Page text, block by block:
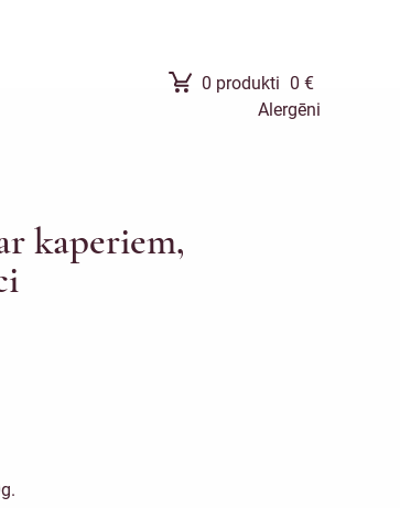
0 produkti 0 €
Alergēni
kaperiem,